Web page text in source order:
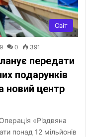
Світ
0 391
передати
подарунків
новий центр
«Різдвяна
понад 12 мільйонів